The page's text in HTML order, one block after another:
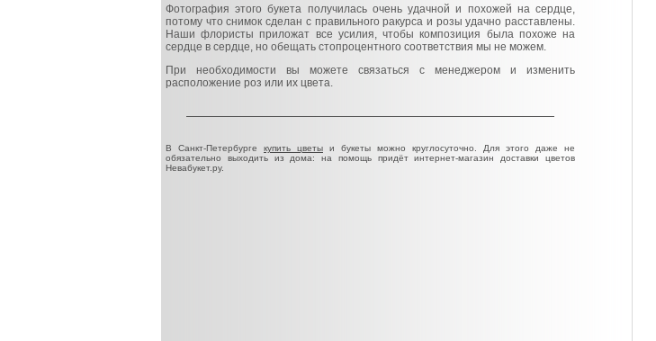
Фотография этого букета получилась очень удачной и похожей на сердце,
потому что снимок сделан с правильного ракурса и розы удачно расставлены.
Наши флористы приложат все усилия, чтобы композиция была похоже на
сердце в сердце, но обещать стопроцентного соответствия мы не можем.
При необходимости вы можете связаться с менеджером и изменить
расположение роз или их цвета.
В Санкт-Петербурге купить цветы и букеты можно круглосуточно. Для этого даже не
обязательно выходить из дома: на помощь придёт интернет-магазин доставки цветов
Невабукет.ру.